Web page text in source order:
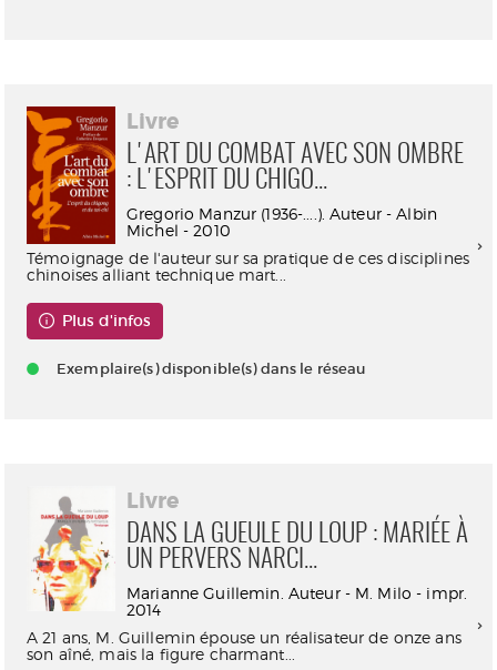
Livre
L'ART DU COMBAT AVEC SON OMBRE
: L'ESPRIT DU CHIGO...
Gregorio Manzur (1936-....). Auteur - Albin
Michel - 2010
Témoignage de l'auteur sur sa pratique de ces disciplines
chinoises alliant technique mart...
Plus d'infos
Exemplaire(s) disponible(s) dans le réseau
Livre
DANS LA GUEULE DU LOUP : MARIÉE À
UN PERVERS NARCI...
Marianne Guillemin. Auteur - M. Milo - impr.
2014
A 21 ans, M. Guillemin épouse un réalisateur de onze ans
son aîné, mais la figure charmant...